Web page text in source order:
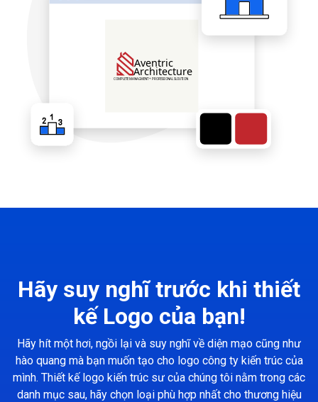
Hãy suy nghĩ trước khi thiết
kế Logo của bạn!
Hãy hít một hơi, ngồi lại và suy nghĩ về diện mạo cũng như
hào quang mà bạn muốn tạo cho logo công ty kiến trúc của
mình. Thiết kế logo kiến trúc sư của chúng tôi nằm trong các
danh mục sau, hãy chọn loại phù hợp nhất cho thương hiệu